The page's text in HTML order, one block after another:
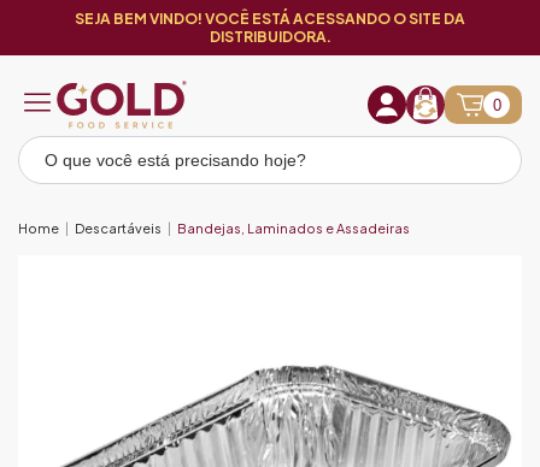
SEJA BEM VINDO! VOCÊ ESTÁ ACESSANDO O SITE DA
DISTRIBUIDORA.
0
Home Descartáveis Bandejas, Laminados e Assadeiras